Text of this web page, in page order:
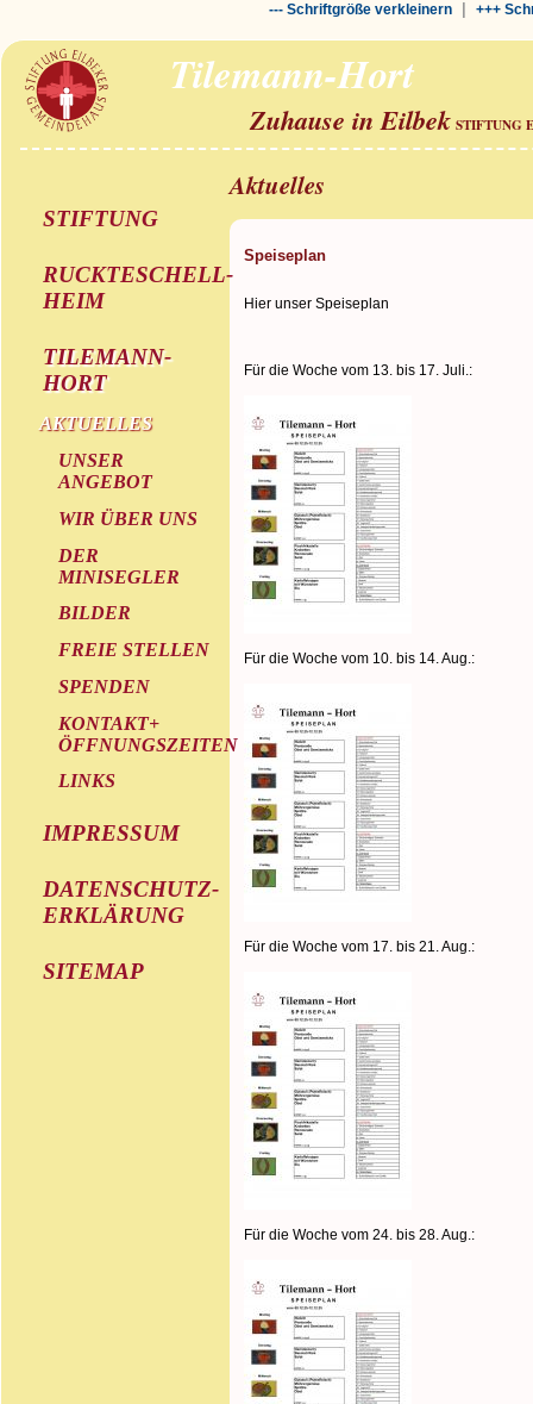
--- Schriftgröße verkleinern| +++
Tilemann-Hort
Zuhause in Eilbek STIFTUNG
STIFTUNG
RUCKTESCHELL-
HEIM
TILEMANN-
HORT
AKTUELLES
UNSER
ANGEBOT
WIR ÜBER UNS
DER
MINISEGLER
BILDER
FREIE STELLEN
SPENDEN
KONTAKT+
ÖFFNUNGSZEITEN
LINKS
IMPRESSUM
DATENSCHUTZ-
ERKLÄRUNG
SITEMAP
Aktuelles
Speiseplan
Hier unser Speiseplan
Für die Woche vom 13. bis 17. Juli.:
Für die Woche vom 10. bis 14. Aug.:
Für die Woche vom 17. bis 21. Aug.:
Für die Woche vom 24. bis 28. Aug.: